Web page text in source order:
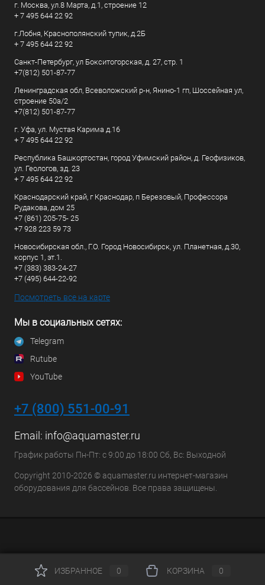
г. Москва, ул.8 Марта, д.1, строение 12
+ 7 495 644 22 92
г.Лобня, Краснополянский тупик, д.2Б
+ 7 495 644 22 92
Санкт-Петербург, ул Бокситогорская, д. 27, стр. 1
+7(812) 501-87-77
Ленинградская обл, Всеволожский р-н, Янино-1 гп, Шоссейная ул,
строение 50а/2
+7(812) 501-87-77
г. Уфа, ул. Мустая Карима д.16
+ 7 495 644 22 92
Республика Башкортостан, город Уфимский район, д. Геофизиков,
ул. Геологов, зд. 23
+ 7 495 644 22 92
Краснодарский край, г Краснодар, п Березовый, Профессора
Рудакова, дом 25
+7 (861) 205-75- 25
+7 928 223 59 73
Новосибирская обл., Г.О. Город Новосибирск, ул. Планетная, д.30,
корпус 1, эт.1.
+7 (383) 383-24-27
+7 (495) 644-22-92
Посмотреть все на карте
Мы в социальных сетях:
Telegram
Rutube
YouTube
+7 (800) 551-00-91
Email: info@aquamaster.ru
График работы Пн-Пт: с 9:00 до 18:00 Сб, Вс: Выходной
Copyright 2010-2026 © aquamaster.ru интернет-магазин
оборудования для бассейнов. Все права защищены.
ИЗБРАННОЕ 0 КОРЗИНА 0